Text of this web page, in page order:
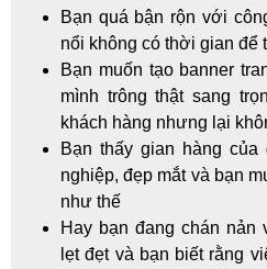
Bạn quá bận rộn với
nổi không có thời gian để
Bạn muốn tạo banner
mình trông thật sang
khách hàng nhưng lại
Bạn thấy gian hàng của
nghiệp, đẹp mắt và bạn
như thế
Hay bạn đang chán nản
lẹt đẹt và bạn biết rằng